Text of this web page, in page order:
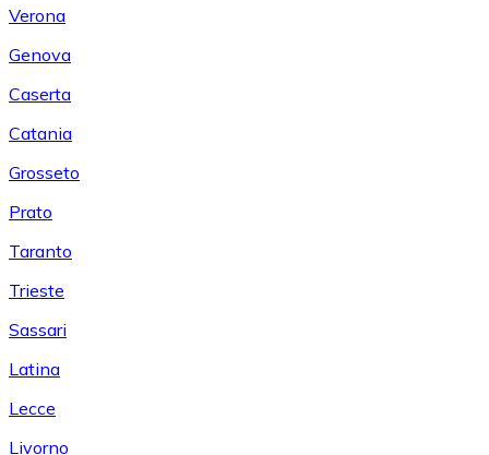
Verona
Genova
Caserta
Catania
Grosseto
Prato
Taranto
Trieste
Sassari
Latina
Lecce
Livorno